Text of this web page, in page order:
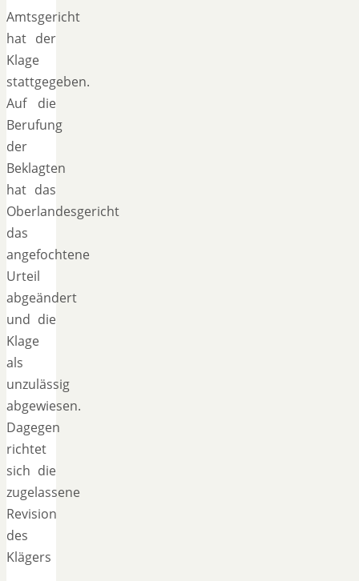
Amtsgericht
hat der
Klage
stattgegeben.
Auf die
Berufung
der
Beklagten
hat das
Oberlandesgericht
das
angefochtene
Urteil
abgeändert
und die
Klage
als
unzulässig
abgewiesen.
Dagegen
richtet
sich die
zugelassene
Revision
des
Klägers